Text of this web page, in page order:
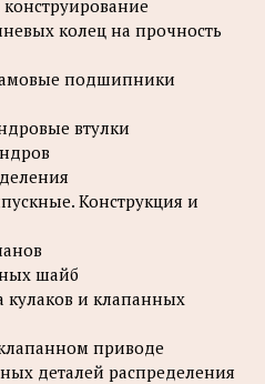
колец на прочность
подшипники
втулки
Конструкция и
шайб
кулаков и клапанных
приводе
деталей распределения